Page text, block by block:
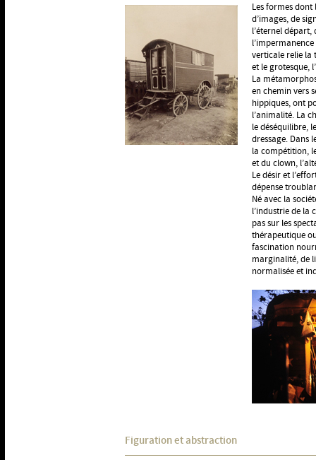
Les formes
d’images, de
l’éternel
verticale relie la
et le grotesque,
La
en chemin vers
hippiques, ont
l’animalité. La
le déséquilibre,
dressage. Dans
la compétition,
et du clown,
Le désir et
dépense
Né avec la
l’industrie de la
pas sur les
thérapeutique
fascination
marginalité, de
normalisée et
Figuration et abstraction